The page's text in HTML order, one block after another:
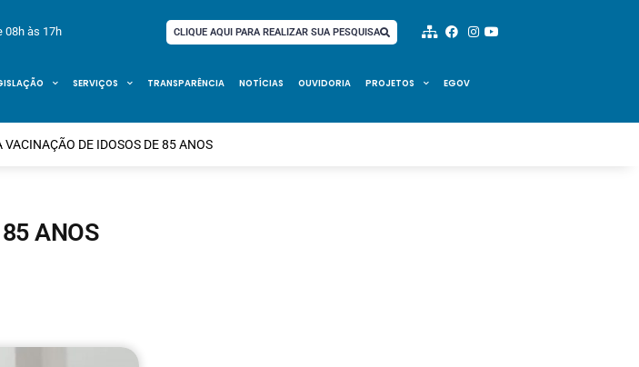
08h às 17h CLIQUE AQUI PARA REALIZAR SUA PESQUISA
SERVIÇOS TRANSPARÊNCIA NOTÍCIAS OUVIDORIA PROJETOS EGOV
DE IDOSOS DE 85 ANOS
ANOS